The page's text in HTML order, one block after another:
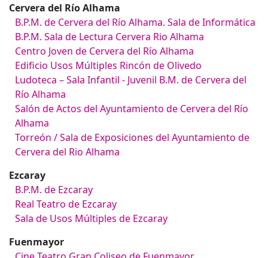
Cervera del Río Alhama
B.P.M. de Cervera del Río Alhama. Sala de Informática
B.P.M. Sala de Lectura Cervera Rio Alhama
Centro Joven de Cervera del Río Alhama
Edificio Usos Múltiples Rincón de Olivedo
Ludoteca – Sala Infantil - Juvenil B.M. de Cervera del
Río Alhama
Salón de Actos del Ayuntamiento de Cervera del Río
Alhama
Torreón / Sala de Exposiciones del Ayuntamiento de
Cervera del Rio Alhama
Ezcaray
B.P.M. de Ezcaray
Real Teatro de Ezcaray
Sala de Usos Múltiples de Ezcaray
Fuenmayor